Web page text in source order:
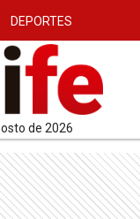
DEPORTES
de 2026